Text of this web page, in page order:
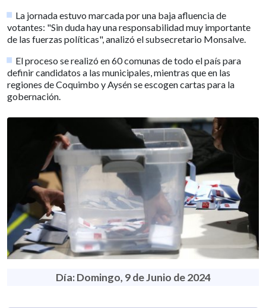
La jornada estuvo marcada por una baja afluencia de
votantes: "Sin duda hay una responsabilidad muy importante
de las fuerzas políticas", analizó el subsecretario Monsalve.
El proceso se realizó en 60 comunas de todo el país para
definir candidatos a las municipales, mientras que en las
regiones de Coquimbo y Aysén se escogen cartas para la
gobernación.
Día: Domingo, 9 de Junio de 2024